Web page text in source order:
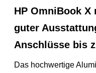
HP OmniBook
guter
Anschlüsse bis
Das hochwertige